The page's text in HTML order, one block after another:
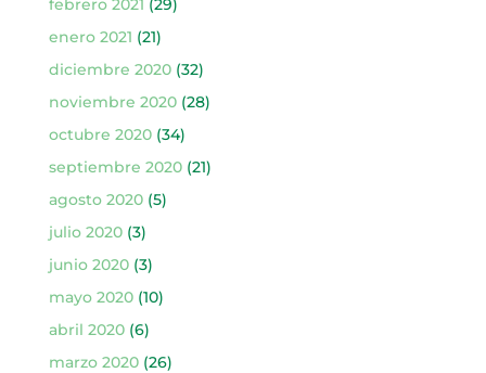
febrero 2021 (29)
enero 2021 (21)
diciembre 2020(32)
noviembre 2020(28)
octubre 2020(34)
septiembre 2020(21)
agosto 2020(5)
julio 2020(3)
junio 2020(3)
mayo 2020(10)
abril 2020(6)
marzo 2020(26)